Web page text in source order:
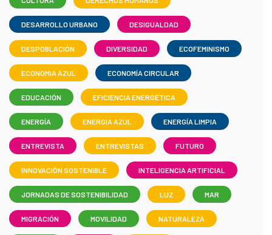
DESARROLLO URBANO DESIGUALDAD
DESPOBLACIÓN DIVERSIDAD ECOFEMINISMO
ECONOMIA AZUL ECONOMÍA CIRCULAR
EDUCACIÓN EFICIENCIA ENERGÉTICA
ENERGÍA ENERGIA AZUL ENERGÍA LIMPIA
ENTREVISTA ENTREVISTAS FUTURO
INNOVACIÓN SOSTENIBLE INTELIGENCIA ARTIFICIAL
JORNADAS DE SOSTENIBILIDAD LUZ MAR
MIGRACIÓN MOVILIDAD NATURALEZA